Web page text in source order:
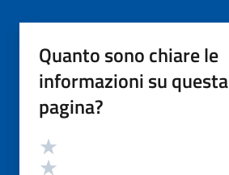
Quanto sono chiare le
informazioni su questa
pagina?
Valutazione